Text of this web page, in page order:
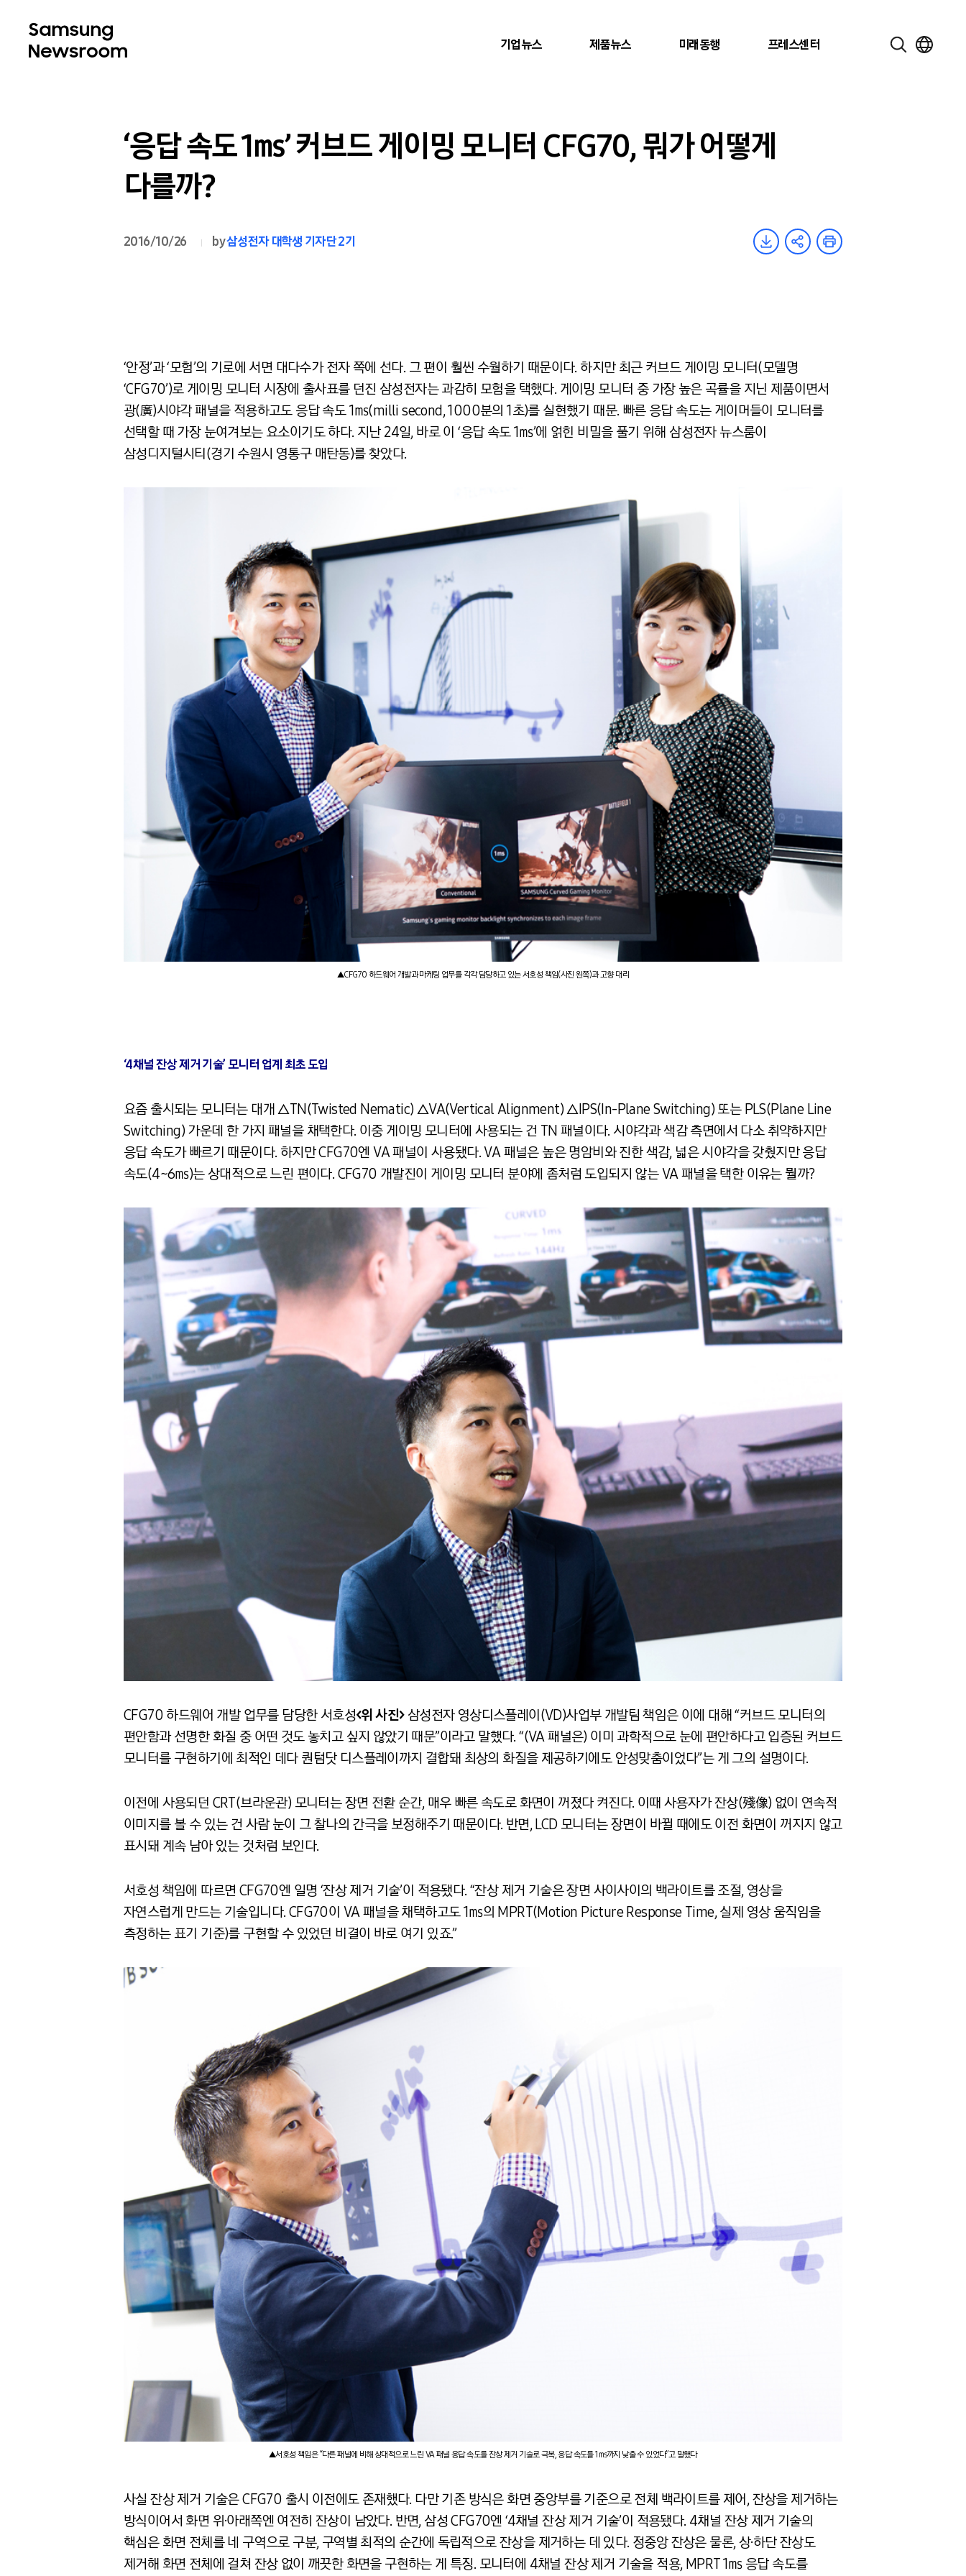
기업뉴스 제품뉴스 미래동행 프레스센터
‘응답 속도 1㎳’ 커브드 게이밍 모니터 CFG70, 뭐가 어떻게
다를까?
2016/10/26 by삼성전자 대학생 기자단 2기
‘안정’과 ‘모험’의 기로에 서면 대다수가 전자 쪽에 선다. 그 편이 훨씬 수월하기 때문이다. 하지만 최근 커브드 게이밍 모니터(모델명
‘CFG70’)로 게이밍 모니터 시장에 출사표를 던진 삼성전자는 과감히 모험을 택했다. 게이밍 모니터 중 가장 높은 곡률을 지닌 제품이면서
광(廣)시야각 패널을 적용하고도 응답 속도 1㎳(milli second, 1000분의 1초)를 실현했기 때문. 빠른 응답 속도는 게이머들이 모니터를
선택할 때 가장 눈여겨보는 요소이기도 하다. 지난 24일, 바로 이 ‘응답 속도 1㎳’에 얽힌 비밀을 풀기 위해 삼성전자 뉴스룸이
삼성디지털시티(경기 수원시 영통구 매탄동)를 찾았다.
▲CFG70 하드웨어 개발과 마케팅 업무를 각각 담당하고 있는 서호성 책임(사진 왼쪽)과 고향 대리
‘4채널 잔상 제거 기술’ 모니터 업계 최초 도입
요즘 출시되는 모니터는 대개 △TN(Twisted Nematic) △VA(Vertical Alignment) △IPS(In-Plane Switching) 또는 PLS(Plane Line
Switching) 가운데 한 가지 패널을 채택한다. 이중 게이밍 모니터에 사용되는 건 TN 패널이다. 시야각과 색감 측면에서 다소 취약하지만
응답 속도가 빠르기 때문이다. 하지만 CFG70엔 VA 패널이 사용됐다. VA 패널은 높은 명암비와 진한 색감, 넓은 시야각을 갖췄지만 응답
속도(4~6㎳)는 상대적으로 느린 편이다. CFG70 개발진이 게이밍 모니터 분야에 좀처럼 도입되지 않는 VA 패널을 택한 이유는 뭘까?
CFG70 하드웨어 개발 업무를 담당한 서호성<위 사진>삼성전자 영상디스플레이(VD)사업부 개발팀 책임은 이에 대해 “커브드 모니터의
편안함과 선명한 화질 중 어떤 것도 놓치고 싶지 않았기 때문”이라고 말했다. “(VA 패널은) 이미 과학적으로 눈에 편안하다고 입증된 커브드
모니터를 구현하기에 최적인 데다 퀀텀닷 디스플레이까지 결합돼 최상의 화질을 제공하기에도 안성맞춤이었다”는 게 그의 설명이다.
이전에 사용되던 CRT(브라운관) 모니터는 장면 전환 순간, 매우 빠른 속도로 화면이 꺼졌다 켜진다. 이때 사용자가 잔상(殘像) 없이 연속적
이미지를 볼 수 있는 건 사람 눈이 그 찰나의 간극을 보정해주기 때문이다. 반면, LCD 모니터는 장면이 바뀔 때에도 이전 화면이 꺼지지 않고
표시돼 계속 남아 있는 것처럼 보인다.
서호성 책임에 따르면 CFG70엔 일명 ‘잔상 제거 기술’이 적용됐다. “잔상 제거 기술은 장면 사이사이의 백라이트를 조절, 영상을
자연스럽게 만드는 기술입니다. CFG70이 VA 패널을 채택하고도 1㎳의 MPRT(Motion Picture Response Time, 실제 영상 움직임을
측정하는 표기 기준)를 구현할 수 있었던 비결이 바로 여기 있죠.”
▲서호성 책임은 “다른 패널에 비해 상대적으로 느린 VA 패널 응답 속도를 잔상 제거 기술로 극복, 응답 속도를 1㎳까지 낮출 수 있었다”고 말했다
사실 잔상 제거 기술은 CFG70 출시 이전에도 존재했다. 다만 기존 방식은 화면 중앙부를 기준으로 전체 백라이트를 제어, 잔상을 제거하는
방식이어서 화면 위·아래쪽엔 여전히 잔상이 남았다. 반면, 삼성 CFG70엔 ‘4채널 잔상 제거 기술’이 적용됐다. 4채널 잔상 제거 기술의
핵심은 화면 전체를 네 구역으로 구분, 구역별 최적의 순간에 독립적으로 잔상을 제거하는 데 있다. 정중앙 잔상은 물론, 상·하단 잔상도
제거해 화면 전체에 걸쳐 잔상 없이 깨끗한 화면을 구현하는 게 특징. 모니터에 4채널 잔상 제거 기술을 적용, MPRT 1㎳ 응답 속도를